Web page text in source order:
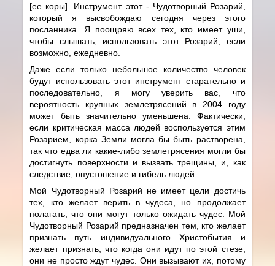
[ее коры]. Инструмент этот - Чудотворный Розарий,
который я высвобождаю сегодня через этого
посланника. Я поощряю всех тех, кто имеет уши,
чтобы слышать, использовать этот Розарий, если
возможно, ежедневно.
Даже если только небольшое количество человек
будут использовать этот инструмент старательно и
последовательно, я могу уверить вас, что
вероятность крупных землетрясений в 2004 году
может быть значительно уменьшена. Фактически,
если критическая масса людей воспользуется этим
Розарием, корка Земли могла бы быть растворена,
так что едва ли какие-либо землетрясения могли бы
достигнуть поверхности и вызвать трещины, и, как
следствие, опустошение и гибель людей.
Мой Чудотворный Розарий не имеет цели достичь
тех, кто желает верить в чудеса, но продолжает
полагать, что они могут только ожидать чудес. Мой
Чудотворный Розарий предназначен тем, кто желает
признать путь индивидуального Христобытия и
желает признать, что когда они идут по этой стезе,
они не просто ждут чудес. Они вызывают их, потому